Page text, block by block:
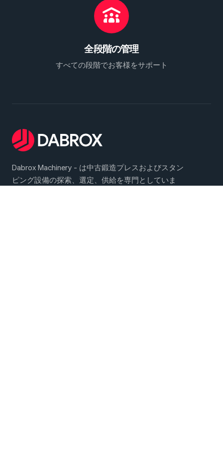
全段階の管理
すべての段階でお客様をサポート
Dabrox Machinery - は中古鍛造プレスおよびスタン
ピング設備の探索、選定、供給を専門としていま